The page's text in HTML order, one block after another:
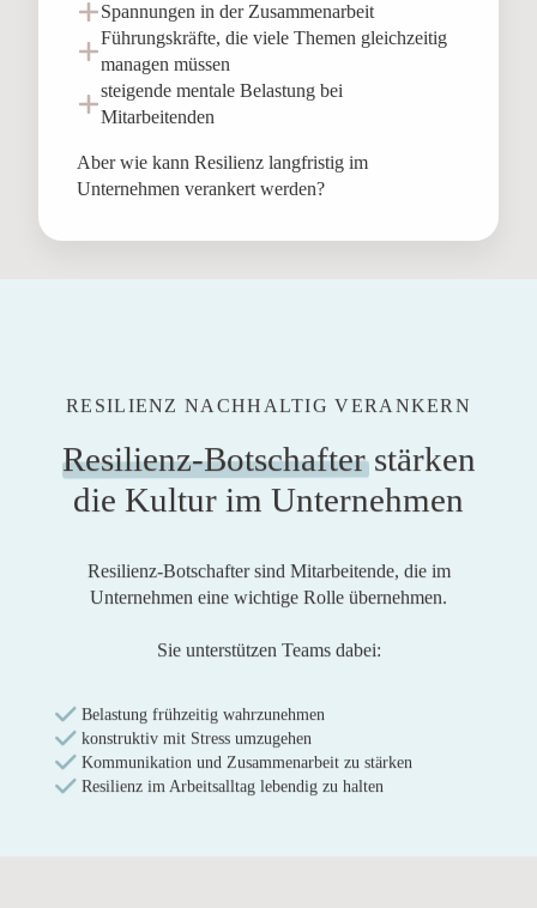
Spannungen in der Zusammenarbeit
Führungskräfte, die viele Themen gleichzeitig
managen müssen
steigende mentale Belastung bei
Mitarbeitenden
Aber wie kann Resilienz langfristig im
Unternehmen verankert werden?
RESILIENZ NACHHALTIG VERANKERN
Resilienz-Botschafterstärken
die Kultur im Unternehmen
Resilienz-Botschafter sind Mitarbeitende, die im
Unternehmen eine wichtige Rolle übernehmen.
Sie unterstützen Teams dabei:
Belastung frühzeitig wahrzunehmen
konstruktiv mit Stress umzugehen
Kommunikation und Zusammenarbeit zu stärken
Resilienz im Arbeitsalltag lebendig zu halten